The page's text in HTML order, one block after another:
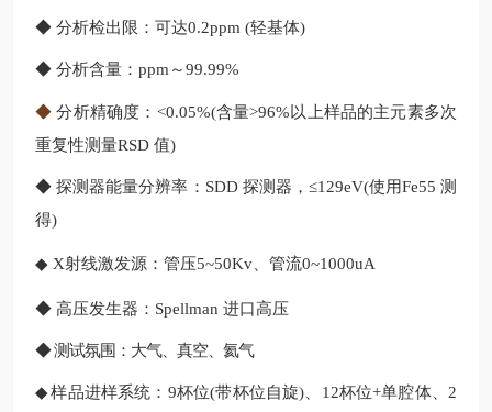
◆ 分析检出限：可达0.2ppm (轻基体)
◆ 分析含量：ppm～99.99%
◆ 分析精确度：<0.05%(含量>96%以上样品的主元素多次
重复性测量RSD 值)
◆ 探测器能量分辨率：SDD 探测器，≤129eV(使用Fe55 测
得)
◆ X射线激发源：管压5~50Kv、管流0~1000uA
◆ 高压发生器：Spellman 进口高压
◆ 测试氛围：大气、真空、氦气
◆样品进样系统：9杯位(带杯位自旋)、12杯位+单腔体、2